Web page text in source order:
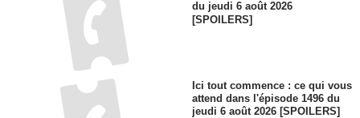
du jeudi 6 août 2026
[SPOILERS]
Ici tout commence : ce qui vous
attend dans l'épisode 1496 du
jeudi 6 août 2026 [SPOILERS]